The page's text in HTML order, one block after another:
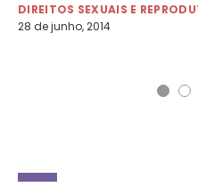
DIREITOS SEXUAIS E
28 de junho, 2014